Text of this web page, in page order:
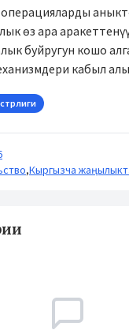
операцияларды
өз ара
буйругун кошо
кабыл
,Кыргызча